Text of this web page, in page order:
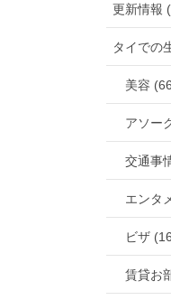
更新情報
タイでの
美容
アソー
交通事
エンタ
ビザ
賃貸お